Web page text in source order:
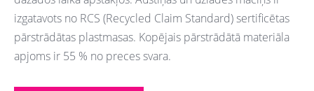
izgatavots no RCS (Recycled Claim Standard) sertificētas
pārstrādātas plastmasas. Kopējais pārstrādātā materiāla
apjoms ir 55 % no precessvara.